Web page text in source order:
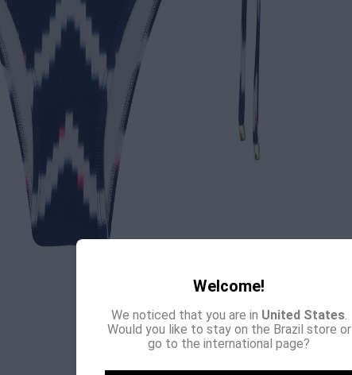
Welcome!
We noticed that you are in United States.
Would you like to stay on the Brazil store or
go to the international page?